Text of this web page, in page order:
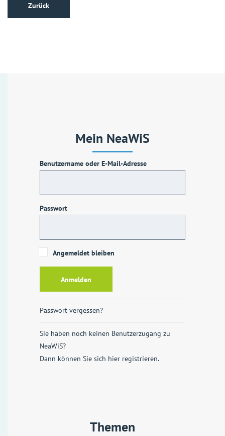
Zurück
Mein NeaWiS
Benutzername oder E-Mail-Adresse
Passwort
Angemeldet bleiben
Passwort vergessen?
Sie haben noch keinen Benutzerzugang zu
NeaWiS?
Dann können Sie sich hier registrieren.
Themen